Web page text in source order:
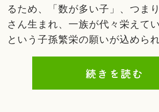
るため、「数が多い子」、つま
さん生まれ、一族が代々栄えて
という子孫繁栄の願いが込めら
続きを読む